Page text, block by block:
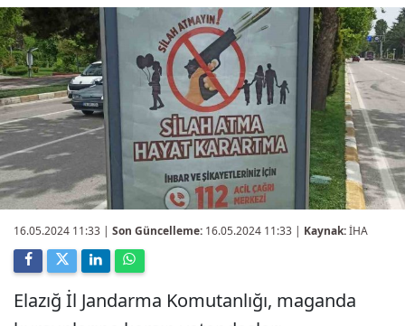
16.05.2024 11:33 | Son Güncelleme: 16.05.2024 11:33 | Kaynak:İHA
Elazığ İl Jandarma Komutanlığı, maganda